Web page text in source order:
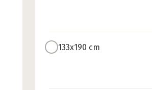
133x190 cm